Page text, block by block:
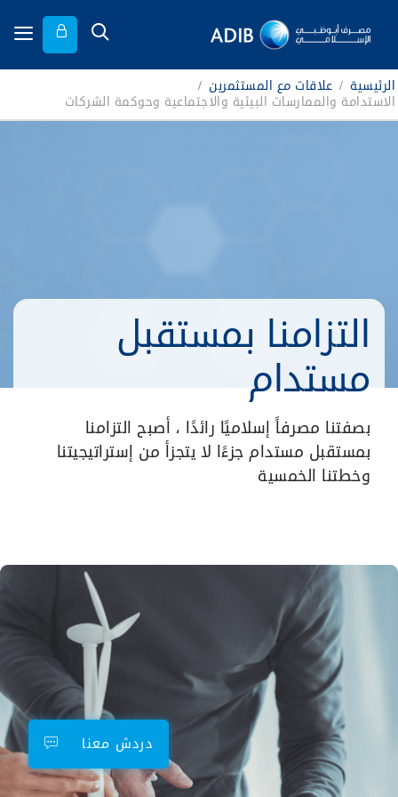
الرئيسية / علاقات مع المستثمرين /
الاستدامة والممارسات البيئية والاجتماعية وحوكمة الشركات
التزامنا بمستقبل
مستدام
بصفتنا مصرفاً إسلاميًا رائدًا ، أصبح التزامنا
بمستقبل مستدام جزءًا لا يتجزأ من إستراتيجيتنا
وخطتنا الخمسية
دردش معنا